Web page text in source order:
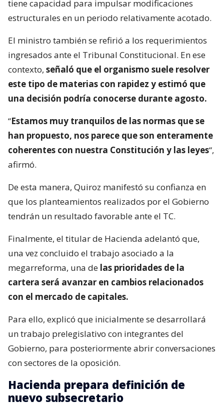
tiene capacidad para impulsar modificaciones
estructurales en un periodo relativamente acotado.
El ministro también se refirió a los requerimientos
ingresados ante el Tribunal Constitucional. En ese
contexto, señaló que el organismo suele resolver
este tipo de materias con rapidez y estimó que
una decisión podría conocerse durante agosto.
“Estamos muy tranquilos de las normas que se
han propuesto, nos parece que son enteramente
coherentes con nuestra Constitución y las leyes“,
afirmó.
De esta manera, Quiroz manifestó su confianza en
que los planteamientos realizados por el Gobierno
tendrán un resultado favorable ante el TC.
Finalmente, el titular de Hacienda adelantó que,
una vez concluido el trabajo asociado a la
megarreforma, una de las prioridades de la
cartera será avanzar en cambios relacionados
con el mercado de capitales.
Para ello, explicó que inicialmente se desarrollará
un trabajo prelegislativo con integrantes del
Gobierno, para posteriormente abrir conversaciones
con sectores de la oposición.
Hacienda prepara definición de
nuevo subsecretario